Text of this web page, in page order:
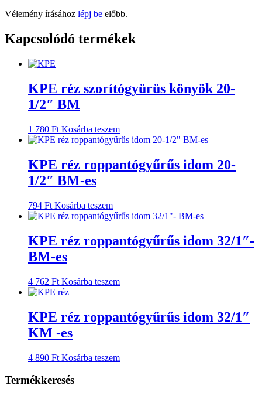
Vélemény írásához lépj be előbb.
Kapcsolódó termékek
KPE réz szorítógyürüs könyök 20-
1/2″ BM
1 780 Ft Kosárba teszem
KPE réz roppantógyűrűs idom 20-
1/2″ BM-es
794 Ft Kosárba teszem
KPE réz roppantógyűrűs idom 32/1″-
BM-es
4 762 Ft Kosárba teszem
KPE réz roppantógyűrűs idom 32/1″
KM -es
4 890 Ft Kosárba teszem
Termékkeresés